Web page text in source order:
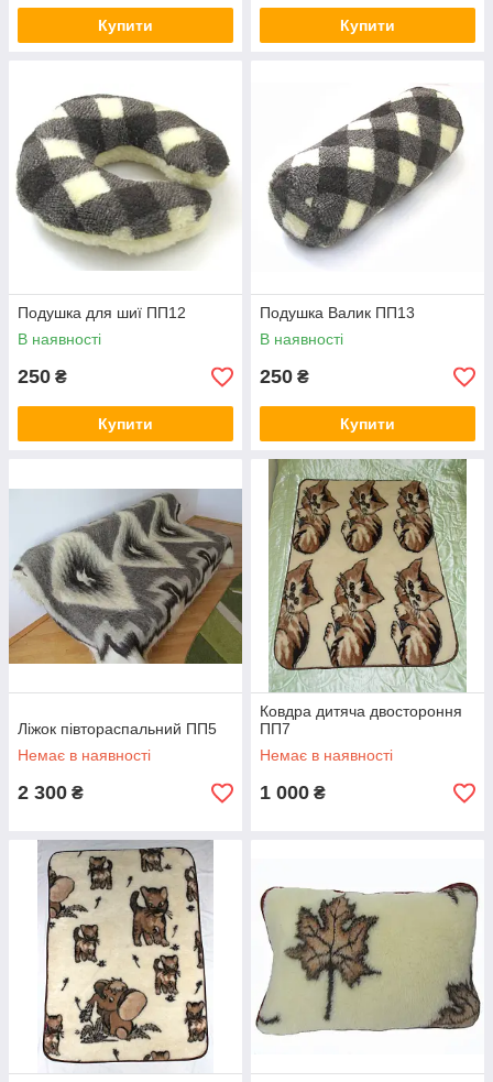
Купити Купити
Подушка для шиї ПП12
В наявності
250 ₴
Купити
Подушка Валик ПП13
В наявності
250 ₴
Купити
Ліжок півтораспальний ПП5
Немає в наявності
2 300 ₴
Ковдра дитяча двостороння
ПП7
Немає в наявності
1 000 ₴